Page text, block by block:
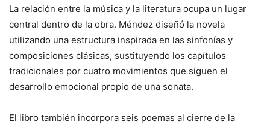
La relación entre la música y la literatura ocupa un lugar
central dentro de la obra. Méndez diseñó la novela
utilizando una estructura inspirada en las sinfonías y
composiciones clásicas, sustituyendo los capítulos
tradicionales por cuatro movimientos que siguen el
desarrollo emocional propio de una sonata.
El libro también incorpora seis poemas al cierre de la